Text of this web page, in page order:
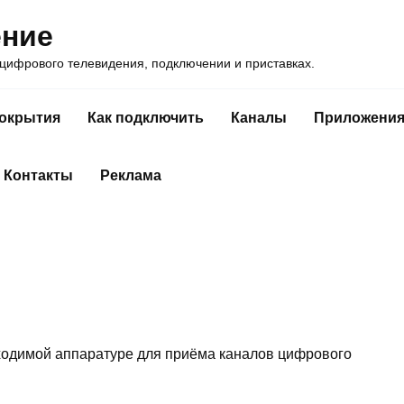
телевидения, подключении и приставках.
Как подключить Каналы Приложения
Контакты Реклама
аппаратуре для приёма каналов цифрового